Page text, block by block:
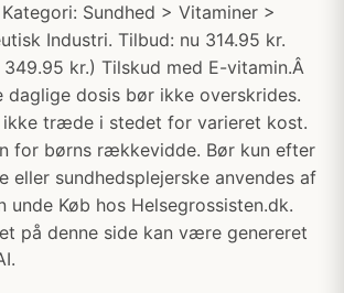
Sundhed > Vitaminer >
Industri. Tilbud: nu 314.95 kr.
349.95 kr.) Tilskud med E-vitamin.Â
daglige dosis bør ikke overskrides.
ikke træde i stedet for varieret kost.
for børns rækkevidde. Bør kun efter
eller sundhedsplejerske anvendes af
unde Køb hos Helsegrossisten.dk.
på denne side kan være genereret